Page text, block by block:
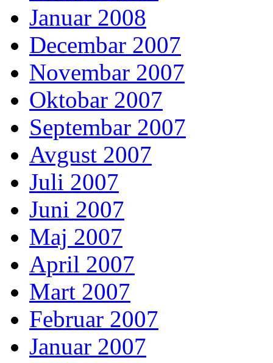
Januar 2008
Decembar 2007
Novembar 2007
Oktobar 2007
Septembar 2007
Avgust 2007
Juli 2007
Juni 2007
Maj 2007
April 2007
Mart 2007
Februar 2007
Januar 2007